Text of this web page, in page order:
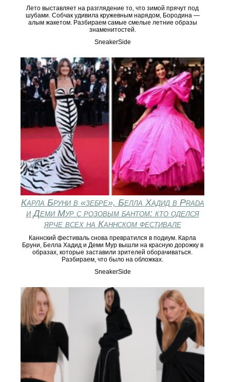
Лето выставляет на разглядение то, что зимой прячут под
шубами. Собчак удивила кружевным нарядом, Бородина —
алым жакетом. Разбираем самые смелые летние образы
знаменитостей.
SneakerSide
Карла Бруни в «зебре», Белла Хадид в Prada
и Деми Мур с розовым бантом: кто оделся
ярче всех на Каннском фестивале
Каннский фестиваль снова превратился в подиум. Карла
Бруни, Белла Хадид и Деми Мур вышли на красную дорожку в
образах, которые заставили зрителей оборачиваться.
Разбираем, что было на обложках.
SneakerSide